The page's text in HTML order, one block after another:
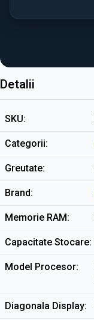
Detalii
SKU
Categorii
Greutate
Brand
Memorie RAM
Capacitate Stocare
Model Procesor
Diagonala Display